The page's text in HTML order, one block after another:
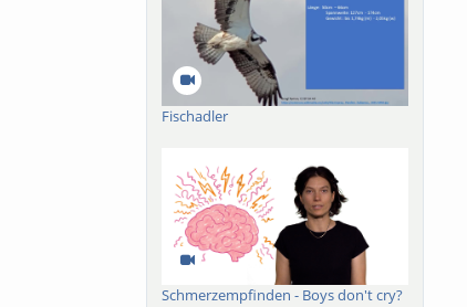
Fischadler
Schmerzempfinden - Boys don't cry?